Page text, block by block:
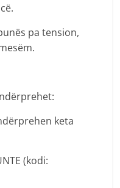
pa tension,
keta
(kodi: